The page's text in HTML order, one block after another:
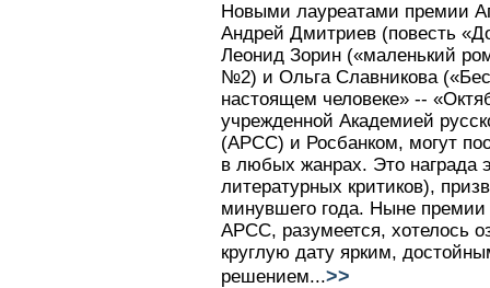
Новыми лауреатами премии
Андрей Дмитриев (повесть
Леонид Зорин («маленький
№2) и Ольга Славникова
настоящем человеке» --
учрежденной Академией
(АРСС) и Росбанком, могут
в любых жанрах. Это награда
литературных критиков),
минувшего года. Ныне
АРСС, разумеется, хотелось
круглую дату ярким,
решением...>>